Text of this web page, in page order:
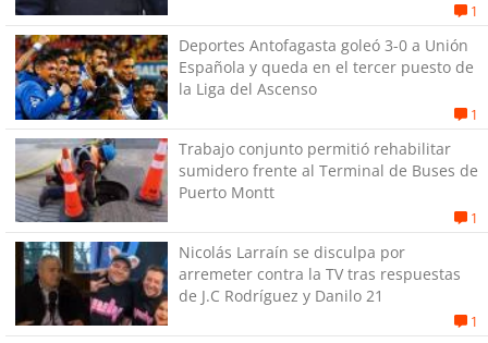
1
Deportes Antofagasta goleó 3-0 a Unión
Española y queda en el tercer puesto de
la Liga del Ascenso
1
Trabajo conjunto permitió rehabilitar
sumidero frente al Terminal de Buses de
Puerto Montt
1
Nicolás Larraín se disculpa por
arremeter contra la TV tras respuestas
de J.C Rodríguez y Danilo 21
1